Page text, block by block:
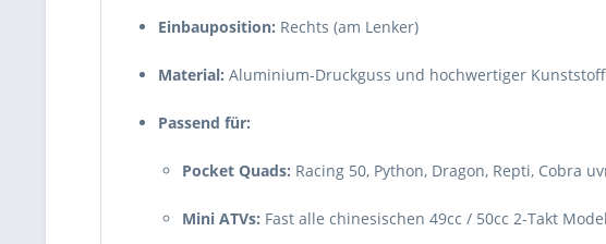
Einbauposition: Rechts (am Lenker)
Material: Aluminium-Druckguss und hochwertiger Kunststoff
Passend für:
Pocket Quads: Racing 50, Python, Dragon, Repti, Cobra
Mini ATVs: Fast alle chinesischen 49cc / 50cc 2-Takt